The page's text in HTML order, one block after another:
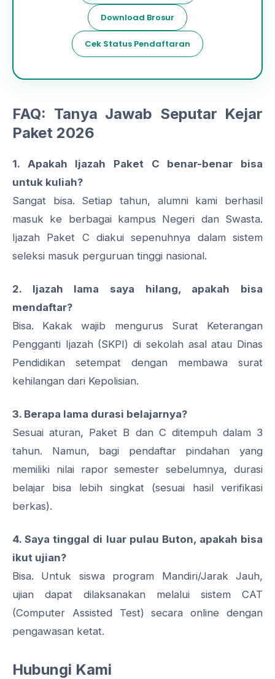
Download Brosur
Cek Status Pendaftaran
FAQ: Tanya Jawab Seputar Kejar
Paket 2026
1. Apakah Ijazah Paket C benar-benar bisa
untuk kuliah?
Sangat bisa. Setiap tahun, alumni kami berhasil
masuk ke berbagai kampus Negeri dan Swasta.
Ijazah Paket C diakui sepenuhnya dalam sistem
seleksi masuk perguruan tinggi nasional.
2. Ijazah lama saya hilang, apakah bisa
mendaftar?
Bisa. Kakak wajib mengurus Surat Keterangan
Pengganti Ijazah (SKPI) di sekolah asal atau Dinas
Pendidikan setempat dengan membawa surat
kehilangan dari Kepolisian.
3. Berapa lama durasi belajarnya?
Sesuai aturan, Paket B dan C ditempuh dalam 3
tahun. Namun, bagi pendaftar pindahan yang
memiliki nilai rapor semester sebelumnya, durasi
belajar bisa lebih singkat (sesuai hasil verifikasi
berkas).
4. Saya tinggal di luar pulau Buton, apakah bisa
ikut ujian?
Bisa. Untuk siswa program Mandiri/Jarak Jauh,
ujian dapat dilaksanakan melalui sistem CAT
(Computer Assisted Test) secara online dengan
pengawasan ketat.
Hubungi Kami